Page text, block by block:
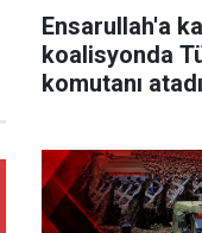
Ensarullah'a
koalisyonda
komutanı atadı